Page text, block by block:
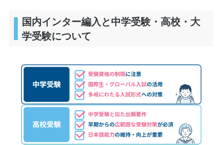
国内インター編入と中学受験・高校・大
学受験について